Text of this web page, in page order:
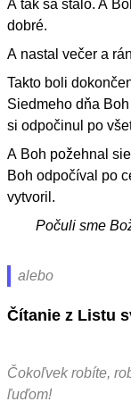
A tak sa stalo. A
dobré.
A nastal večer a
Takto boli
Siedmeho dňa
si odpočinul po
A Boh požehnal
Boh odpočíval po
vytvoril.
Počuli sme
alebo
Čítanie z Listu
Čokoľvek robíte,
ľuďom!